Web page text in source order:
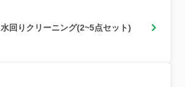
水回りクリーニング(2~5点セット)